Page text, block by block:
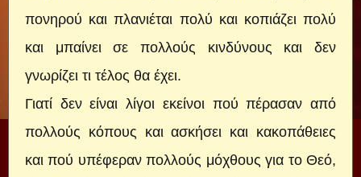
πονηρού και πλανιέται πολύ και κοπιάζει πολύ
και μπαίνει σε πολλούς κινδύνους και δεν
γνωρίζει τι τέλος θα έχει.
Γιατί δεν είναι λίγοι εκείνοι πού πέρασαν από
πολλούς κόπους και ασκήσει και κακοπάθειες
και πού υπέφεραν πολλούς μόχθους για το Θεό,